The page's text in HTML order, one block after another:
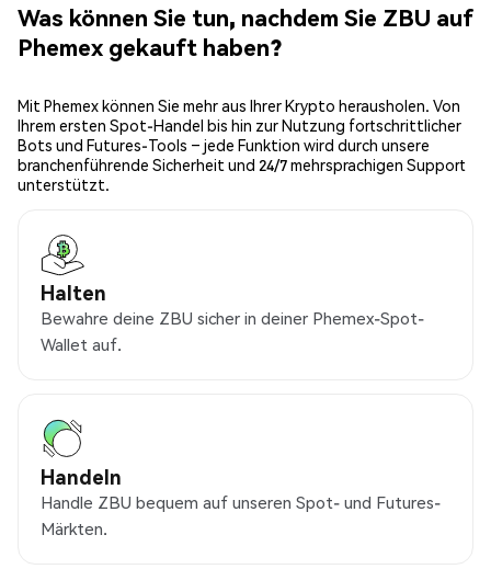
Was können Sie tun, nachdem Sie ZBU auf
Phemex gekauft haben?
Mit Phemex können Sie mehr aus Ihrer Krypto herausholen. Von
Ihrem ersten Spot-Handel bis hin zur Nutzung fortschrittlicher
Bots und Futures-Tools – jede Funktion wird durch unsere
branchenführende Sicherheit und 24/7 mehrsprachigen Support
unterstützt.
Halten
Bewahre deine ZBU sicher in deiner Phemex-Spot-
Wallet auf.
Handeln
Handle ZBU bequem auf unseren Spot- und Futures-
Märkten.